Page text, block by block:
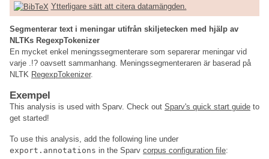
Ytterligare sätt att citera datamängden.
Segmenterar text i meningar utifrån skiljetecken med hjälp av
NLTKs RegexpTokenizer
En mycket enkel meningssegmenterare som separerar meningar vid
varje .!? oavsett sammanhang. Meningssegmenteraren är baserad på
NLTK RegexpTokenizer.
Exempel
This analysis is used with Sparv. Check out Sparv's quick start guide to
get started!
To use this analysis, add the following line under
export.annotations in the Sparv corpus configuration file: